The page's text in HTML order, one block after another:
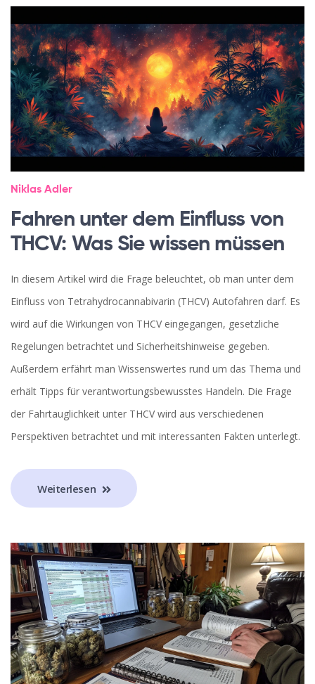
Niklas Adler
Fahren unter dem Einfluss von
THCV: Was Sie wissen müssen
In diesem Artikel wird die Frage beleuchtet, ob man unter dem
Einfluss von Tetrahydrocannabivarin (THCV) Autofahren darf. Es
wird auf die Wirkungen von THCV eingegangen, gesetzliche
Regelungen betrachtet und Sicherheitshinweise gegeben.
Außerdem erfährt man Wissenswertes rund um das Thema und
erhält Tipps für verantwortungsbewusstes Handeln. Die Frage
der Fahrtauglichkeit unter THCV wird aus verschiedenen
Perspektiven betrachtet und mit interessanten Fakten unterlegt.
Weiterlesen